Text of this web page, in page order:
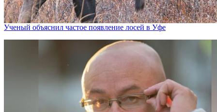
Ученый объяснил частое появление лосей в Уфе